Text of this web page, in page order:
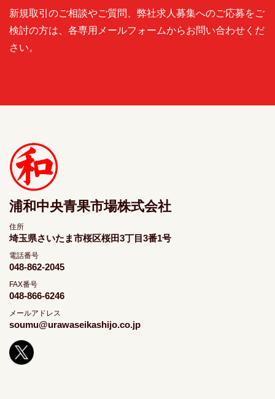
新規取引のご相談やご質問、弊社求人募集へのご応募をご
検討の方は、各専用メールフォームからお問い合わせくだ
さい。
浦和中央青果市場株式会社
住所
埼玉県さいたま市桜区桜田3丁目3番1号
電話番号
048-862-2045
FAX番号
048-866-6246
メールアドレス
soumu@urawaseikashijo.co.jp